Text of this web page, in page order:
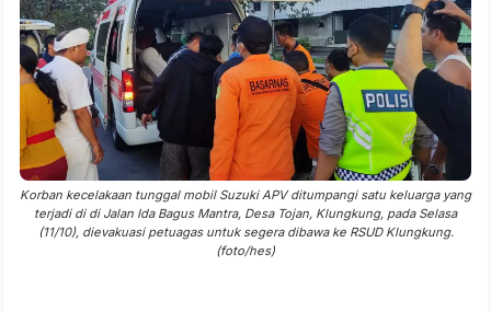
Korban kecelakaan tunggal mobil Suzuki APV ditumpangi satu keluarga yang
terjadi di di Jalan Ida Bagus Mantra, Desa Tojan, Klungkung, pada Selasa
(11/10), dievakuasi petuagas untuk segera dibawa ke RSUD Klungkung.
(foto/hes)